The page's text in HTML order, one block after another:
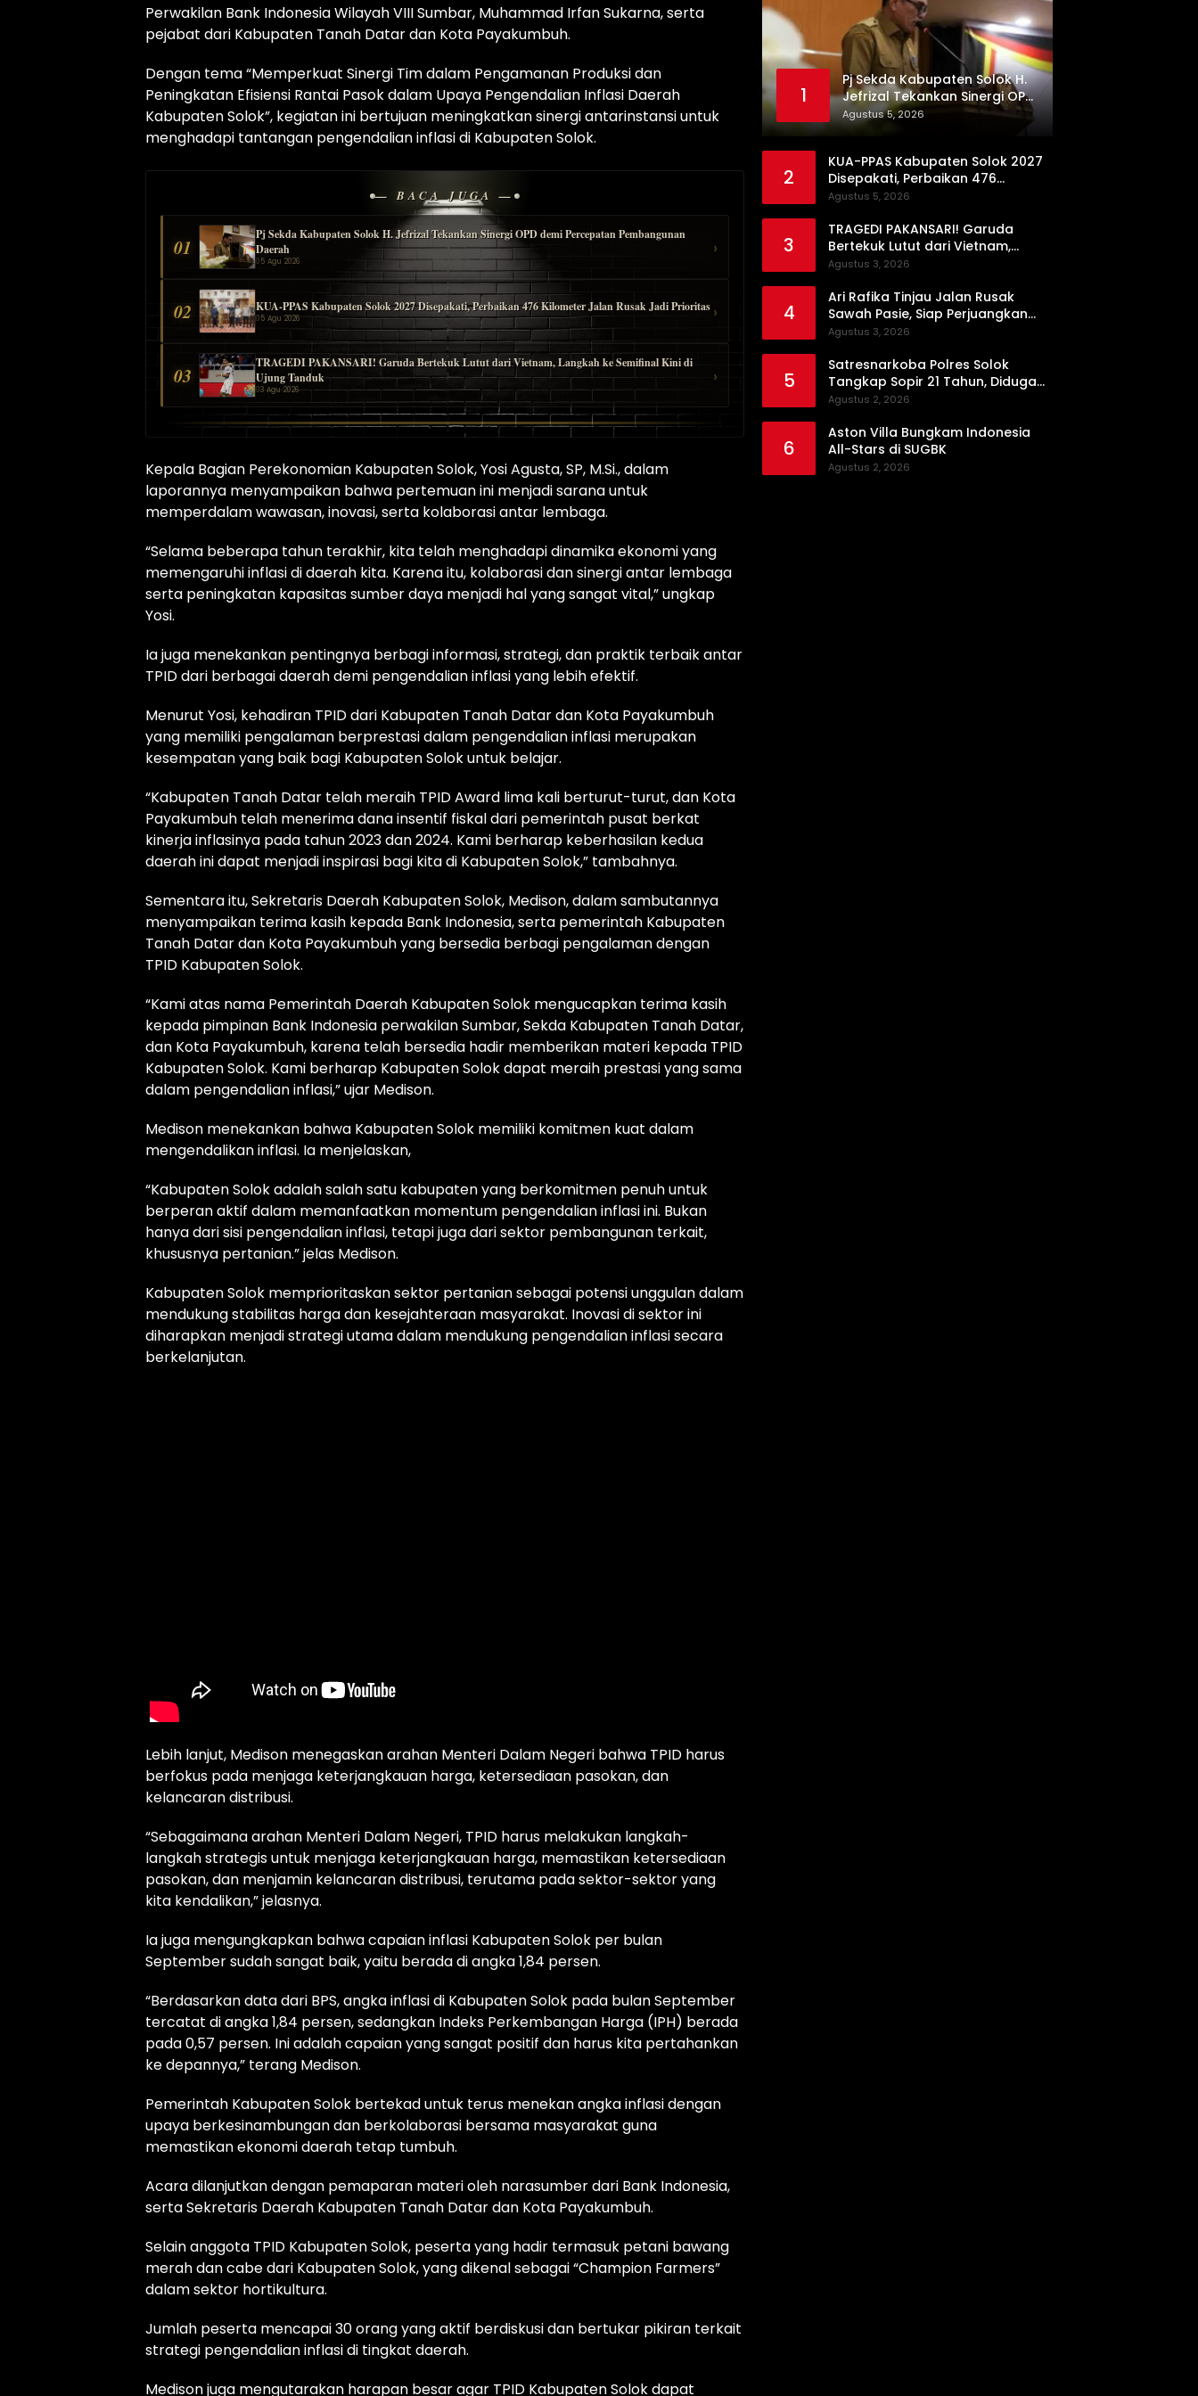
Perwakilan Bank Indonesia Wilayah VIII Sumbar, Muhammad Irfan Sukarna, serta
pejabat dari Kabupaten Tanah Datar dan Kota Payakumbuh.
Dengan tema “Memperkuat Sinergi Tim dalam Pengamanan Produksi dan
Peningkatan Efisiensi Rantai Pasok dalam Upaya Pengendalian Inflasi Daerah
Kabupaten Solok”, kegiatan ini bertujuan meningkatkan sinergi antarinstansi untuk
menghadapi tantangan pengendalian inflasi di Kabupaten Solok.
— BACA JUGA —
01
Pj Sekda Kabupaten Solok H. Jefrizal Tekankan Sinergi OPD demi Percepatan Pembangunan
Daerah
05 Agu 2026
›
02 KUA-PPAS Kabupaten Solok 2027 Disepakati, Perbaikan 476 Kilometer Jalan Rusak Jadi Prioritas
05 Agu 2026 ›
03
TRAGEDI PAKANSARI! Garuda Bertekuk Lutut dari Vietnam, Langkah ke Semifinal Kini di
Ujung Tanduk
03 Agu 2026
›
Kepala Bagian Perekonomian Kabupaten Solok, Yosi Agusta, SP, M.Si., dalam
laporannya menyampaikan bahwa pertemuan ini menjadi sarana untuk
memperdalam wawasan, inovasi, serta kolaborasi antar lembaga.
“Selama beberapa tahun terakhir, kita telah menghadapi dinamika ekonomi yang
memengaruhi inflasi di daerah kita. Karena itu, kolaborasi dan sinergi antar lembaga
serta peningkatan kapasitas sumber daya menjadi hal yang sangat vital,” ungkap
Yosi.
Ia juga menekankan pentingnya berbagi informasi, strategi, dan praktik terbaik antar
TPID dari berbagai daerah demi pengendalian inflasi yang lebih efektif.
Menurut Yosi, kehadiran TPID dari Kabupaten Tanah Datar dan Kota Payakumbuh
yang memiliki pengalaman berprestasi dalam pengendalian inflasi merupakan
kesempatan yang baik bagi Kabupaten Solok untuk belajar.
“Kabupaten Tanah Datar telah meraih TPID Award lima kali berturut-turut, dan Kota
Payakumbuh telah menerima dana insentif fiskal dari pemerintah pusat berkat
kinerja inflasinya pada tahun 2023 dan 2024. Kami berharap keberhasilan kedua
daerah ini dapat menjadi inspirasi bagi kita di Kabupaten Solok,” tambahnya.
Sementara itu, Sekretaris Daerah Kabupaten Solok, Medison, dalam sambutannya
menyampaikan terima kasih kepada Bank Indonesia, serta pemerintah Kabupaten
Tanah Datar dan Kota Payakumbuh yang bersedia berbagi pengalaman dengan
TPID Kabupaten Solok.
“Kami atas nama Pemerintah Daerah Kabupaten Solok mengucapkan terima kasih
kepada pimpinan Bank Indonesia perwakilan Sumbar, Sekda Kabupaten Tanah Datar,
dan Kota Payakumbuh, karena telah bersedia hadir memberikan materi kepada TPID
Kabupaten Solok. Kami berharap Kabupaten Solok dapat meraih prestasi yang sama
dalam pengendalian inflasi,” ujar Medison.
Medison menekankan bahwa Kabupaten Solok memiliki komitmen kuat dalam
mengendalikan inflasi. Ia menjelaskan,
“Kabupaten Solok adalah salah satu kabupaten yang berkomitmen penuh untuk
berperan aktif dalam memanfaatkan momentum pengendalian inflasi ini. Bukan
hanya dari sisi pengendalian inflasi, tetapi juga dari sektor pembangunan terkait,
khususnya pertanian.” jelas Medison.
Kabupaten Solok memprioritaskan sektor pertanian sebagai potensi unggulan dalam
mendukung stabilitas harga dan kesejahteraan masyarakat. Inovasi di sektor ini
diharapkan menjadi strategi utama dalam mendukung pengendalian inflasi secara
berkelanjutan.
Lebih lanjut, Medison menegaskan arahan Menteri Dalam Negeri bahwa TPID harus
berfokus pada menjaga keterjangkauan harga, ketersediaan pasokan, dan
kelancaran distribusi.
“Sebagaimana arahan Menteri Dalam Negeri, TPID harus melakukan langkah-
langkah strategis untuk menjaga keterjangkauan harga, memastikan ketersediaan
pasokan, dan menjamin kelancaran distribusi, terutama pada sektor-sektor yang
kita kendalikan,” jelasnya.
Ia juga mengungkapkan bahwa capaian inflasi Kabupaten Solok per bulan
September sudah sangat baik, yaitu berada di angka 1,84 persen.
“Berdasarkan data dari BPS, angka inflasi di Kabupaten Solok pada bulan September
tercatat di angka 1,84 persen, sedangkan Indeks Perkembangan Harga (IPH) berada
pada 0,57 persen. Ini adalah capaian yang sangat positif dan harus kita pertahankan
ke depannya,” terang Medison.
Pemerintah Kabupaten Solok bertekad untuk terus menekan angka inflasi dengan
upaya berkesinambungan dan berkolaborasi bersama masyarakat guna
memastikan ekonomi daerah tetap tumbuh.
Acara dilanjutkan dengan pemaparan materi oleh narasumber dari Bank Indonesia,
serta Sekretaris Daerah Kabupaten Tanah Datar dan Kota Payakumbuh.
Selain anggota TPID Kabupaten Solok, peserta yang hadir termasuk petani bawang
merah dan cabe dari Kabupaten Solok, yang dikenal sebagai “Champion Farmers”
dalam sektor hortikultura.
Jumlah peserta mencapai 30 orang yang aktif berdiskusi dan bertukar pikiran terkait
strategi pengendalian inflasi di tingkat daerah.
Medison juga mengutarakan harapan besar agar TPID Kabupaten Solok dapat
1
Pj Sekda Kabupaten Solok H.
Jefrizal Tekankan Sinergi OPD
demi Percepatan
Pembangunan Daerah
Agustus 5, 2026
2
KUA-PPAS Kabupaten Solok 2027
Disepakati, Perbaikan 476
Kilometer Jalan Rusak Jadi
Agustus 5, 2026
3
TRAGEDI PAKANSARI! Garuda
Bertekuk Lutut dari Vietnam,
Langkah ke Semifinal Kini di Ujung
Agustus 3, 2026
4
Ari Rafika Tinjau Jalan Rusak
Sawah Pasie, Siap Perjuangkan
Perbaikannya di DPRD
Agustus 3, 2026
5
Satresnarkoba Polres Solok
Tangkap Sopir 21 Tahun, Diduga
Kuasai Satu Paket Sabu di Kubung
Agustus 2, 2026
6
Aston Villa Bungkam Indonesia
All-Stars di SUGBK
Agustus 2, 2026